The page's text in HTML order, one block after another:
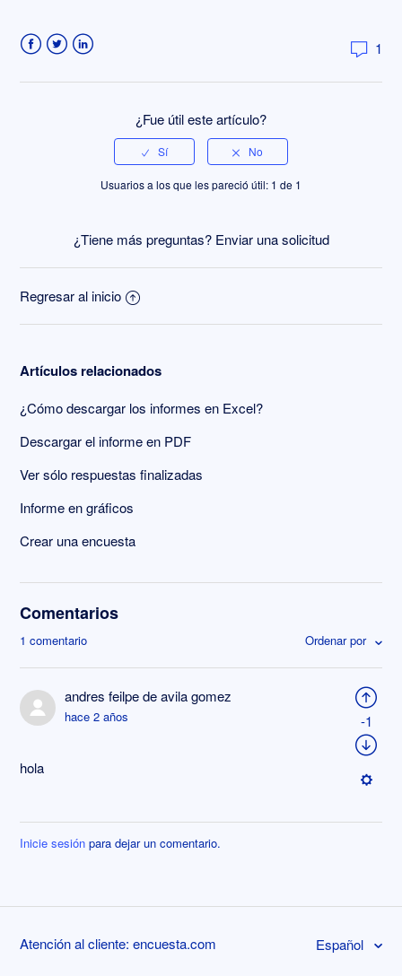
1
¿Fue útil este artículo?
Usuarios a los que les pareció útil: 1 de 1
¿Tiene más preguntas? Enviar una solicitud
Regresar al inicio
Artículos relacionados
¿Cómo descargar los informes en Excel?
Descargar el informe en PDF
Ver sólo respuestas finalizadas
Informe en gráficos
Crear una encuesta
Comentarios
1 comentario Ordenar por
andres feilpe de avila gomez
hace 2 años
hola
-1
Inicie sesión para dejar un comentario.
Atención al cliente: encuesta.com Español